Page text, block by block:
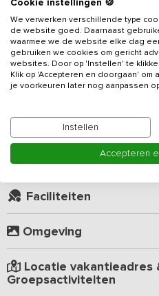
zeer knusse sfeer uit. Dit
Achterhoek. De uitgestrekte
nodigen uit tot het maken van
De boerderij beschikt over een
en het terras. De woonkeuken is
met handgeschilderde tegeltjes
Je beschikt over 5 slaapkamers
badkamer beneden is voorzien
met whirlpool en stortdouche.
ruimte compleet.
Ook aan de kinderen is gedacht.
met poolbiljart en voetbaltafel,
grote trampoline, een
Lees meer
Kamer indeling
Geverifieerde
Virtuele rondleiding
Faciliteiten
Omgeving
Locatie vakantieadres
Groepsactiviteiten
Cookie instellingen 🍪
We verwerken verschillende type
de website goed. Daarnaast
waarmee we de website elke dag
gebruiken we cookies om gericht
websites. Door op 'Instellen' te
Klik op 'Accepteren en doorgaan'
je voorkeuren later nog aanpassen
Instellen
Accepteren